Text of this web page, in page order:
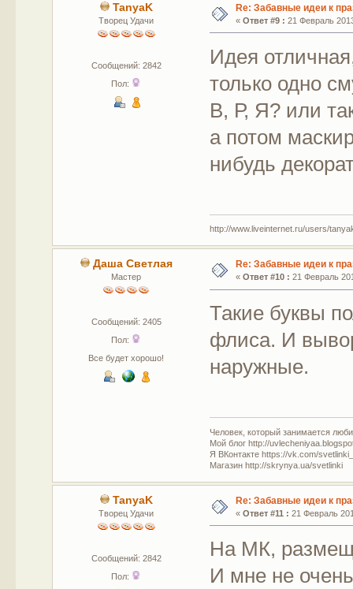
TanyaK
Творец Удачи
Сообщений: 2842
Пол:
Re: Забавные идеи к
« Ответ #9 : 21 Февраль
Идея
только одно
В, Р, Я? или
а потом
нибудь
http://www.liveinternet.ru/users/
Даша Светлая
Мастер
Сообщений: 2405
Пол:
Все будет хорошо!
Re: Забавные идеи к
« Ответ #10 : 21 Февраль
Такие буквы
флиса. И
наружные.
Человек, который занимается
Мой блог http://
Я ВКонтакте https://vk.com/
Магазин http://skrynya.ua/svetlinki
TanyaK
Творец Удачи
Сообщений: 2842
Пол:
Re: Забавные идеи к
« Ответ #11 : 21 Февраль
На МК,
И мне не